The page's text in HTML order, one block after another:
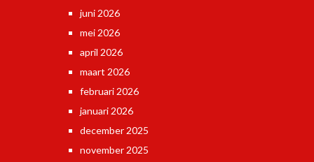
juni 2026
mei 2026
april 2026
maart 2026
februari 2026
januari 2026
december 2025
november 2025